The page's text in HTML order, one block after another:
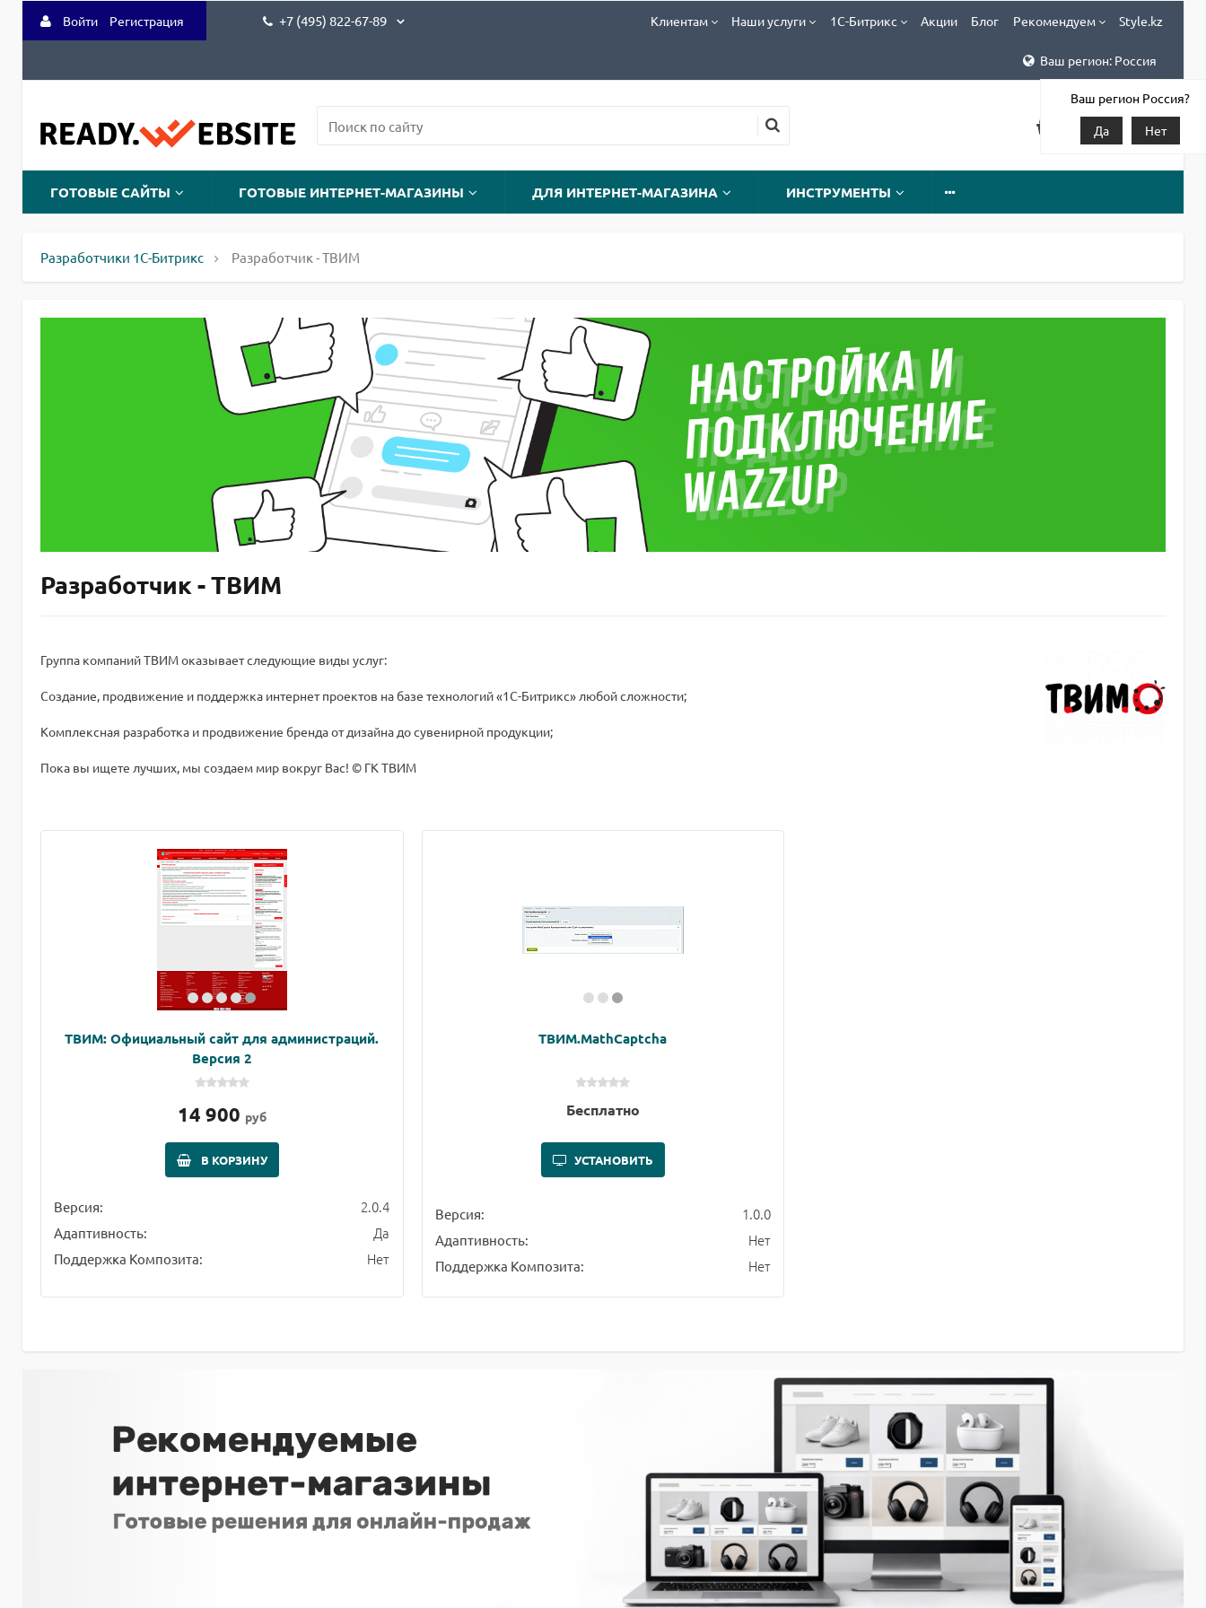
Войти Регистрация +7 (495) 822-67-89 Клиентам Наши услуги 1С-Битрикс Акции Блог Рекомендуем Style.kz
Ваш регион: Россия
Ваш регион Россия?
Да
Нет
ГОТОВЫЕ САЙТЫ ГОТОВЫЕ ИНТЕРНЕТ-МАГАЗИНЫ ДЛЯ ИНТЕРНЕТ-МАГАЗИНА ИНСТРУМЕНТЫ
Разработчики 1С-Битрикс Разработчик - ТВИМ
Разработчик - ТВИМ
Группа компаний ТВИМ оказывает следующие виды услуг:
Создание, продвижение и поддержка интернет проектов на базе технологий «1С-Битрикс» любой сложности;
Комплексная разработка и продвижение бренда от дизайна до сувенирной продукции;
Пока вы ищете лучших, мы создаем мир вокруг Вас! © ГК ТВИМ
ТВИМ: Официальный сайт для администраций.
Версия 2
14 900 руб
В КОРЗИНУ
Версия: 2.0.4
Адаптивность: Да
Поддержка Композита: Нет
ТВИМ.MathCaptcha
Бесплатно
УСТАНОВИТЬ
Версия: 1.0.0
Адаптивность: Нет
Поддержка Композита: Нет